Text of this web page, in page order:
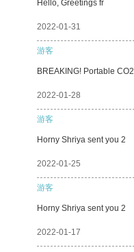
Hello, Greetings fr
2022-01-31
游客
BREAKING! Portable CO2
2022-01-28
游客
Horny Shriya sent you 2
2022-01-25
游客
Horny Shriya sent you 2
2022-01-17